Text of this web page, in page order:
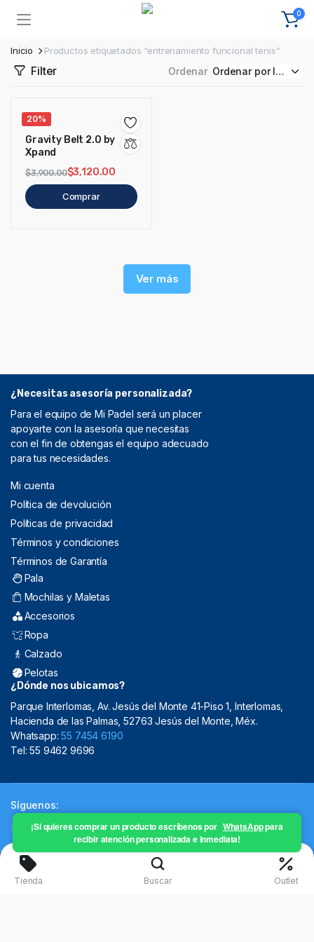
0
Inicio Productos etiquetados “entrenamiento funcional tenis”
Filter Ordenar
20%
Gravity Belt 2.0 by
Xpand
$3,900.00$3,120.00
Comprar
Ver más
¿Necesitas asesoría personalizada?
Para el equipo de Mi Padel será un placer
apoyarte con la asesoría que necesitas
con el fin de obtengas el equipo adecuado
para tus necesidades.
Mi cuenta
Política de devolución
Políticas de privacidad
Términos y condiciones
Términos de Garantía
Pala
Mochilas y Maletas
Accesorios
Ropa
Calzado
Pelotas
¿Dónde nos ubicamos?
Parque Interlomas, Av. Jesús del Monte 41-Piso 1, Interlomas,
Hacienda de las Palmas, 52763 Jesús del Monte, Méx.
Whatsapp:55 7454 6190
Tel: 55 9462 9696
Síguenos:
Copyright 2024 © Mistral Sporting Goods 2024
¡Si quieres comprar un producto escríbenos por WhatsApppara
recibir atención personalizada e inmediata!
Tienda Buscar Outlet